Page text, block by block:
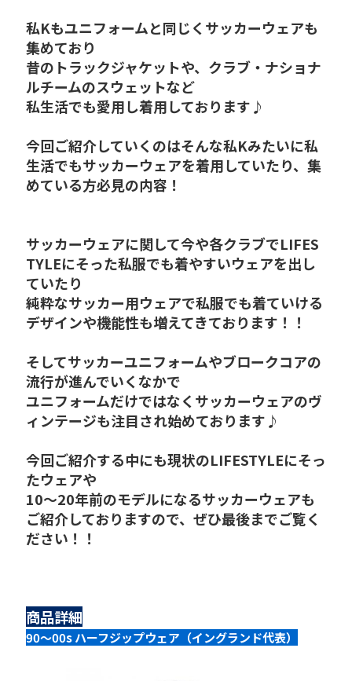
私Kもユニフォームと同じくサッカーウェアも
集めており
昔のトラックジャケットや、クラブ・ナショナ
ルチームのスウェットなど
私生活でも愛用し着用しております♪
今回ご紹介していくのはそんな私Kみたいに私
生活でもサッカーウェアを着用していたり、集
めている方必見の内容！
サッカーウェアに関して今や各クラブでLIFES
TYLEにそった私服でも着やすいウェアを出し
ていたり
純粋なサッカー用ウェアで私服でも着ていける
デザインや機能性も増えてきております！！
そしてサッカーユニフォームやブロークコアの
流行が進んでいくなかで
ユニフォームだけではなくサッカーウェアのヴ
ィンテージも注目され始めております♪
今回ご紹介する中にも現状のLIFESTYLEにそっ
たウェアや
10～20年前のモデルになるサッカーウェアも
ご紹介しておりますので、ぜひ最後までご覧く
ださい！！
商品詳細
90～00s ハーフジップウェア（イングランド代表）